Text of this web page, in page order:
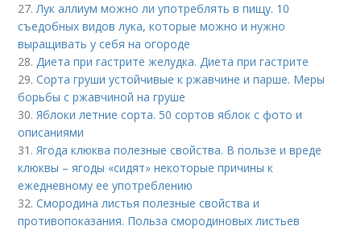
27.Лук аллиум можно ли употреблять в пищу. 10
съедобных видов лука, которые можно и нужно
выращивать у себя на огороде
28.Диета при гастрите желудка. Диета при гастрите
29.Сорта груши устойчивые к ржавчине и парше. Меры
борьбы с ржавчиной на груше
30.Яблоки летние сорта. 50 сортов яблок с фото и
описаниями
31.Ягода клюква полезные свойства. В пользе и вреде
клюквы – ягоды «сидят» некоторые причины к
ежедневному ее употреблению
32.Смородина листья полезные свойства и
противопоказания. Польза смородиновых листьев